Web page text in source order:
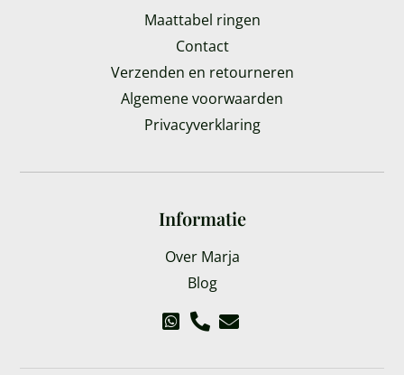
Maattabel ringen
Contact
Verzenden en retourneren
Algemene voorwaarden
Privacyverklaring
Informatie
Over Marja
Blog